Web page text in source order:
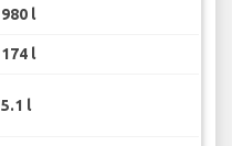
980 l
174 l
5.1 l